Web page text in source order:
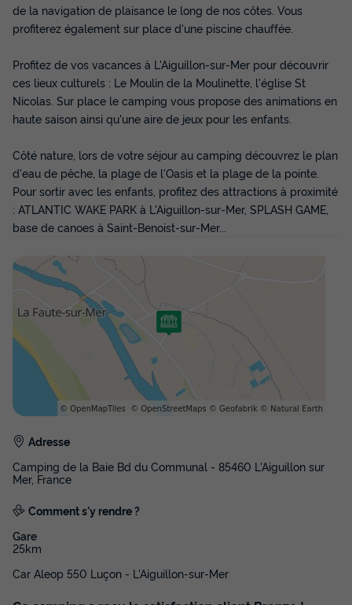
Surface
30m²
Adultes
4
Chambres
2
Salle de bain
1
Terrasse semi-couverte Climatisation
Animaux autorisés *
Congélateur
Réfrigérateur
+ 3
Personnes
du 22/09/2026au29/09/2026
Meilleur prix pour 7 nuits
Modifier les dates
Voir les disponibilités
MOBILHOME 6 personnes - Confort+ 3
Chambres 6 Personnes
Surface
Adultes
de la navigation de plaisance le long de nos côtes. Vous
profiterez également sur place d'une piscine chauffée.
Profitez de vos vacances à L'Aiguillon-sur-Mer pour découvrir
ces lieux culturels : Le Moulin de la Moulinette, l'église St
Nicolas. Sur place le camping vous propose des animations en
haute saison ainsi qu'une aire de jeux pour les enfants.
Côté nature, lors de votre séjour au camping découvrez le plan
d'eau de pêche, la plage de l'Oasis et la plage de la pointe.
Pour sortir avec les enfants, profitez des attractions à proximité
: ATLANTIC WAKE PARK à L'Aiguillon-sur-Mer, SPLASH GAME,
base de canoes à Saint-Benoist-sur-Mer...
Adresse
Camping de la Baie Bd du Communal - 85460 L'Aiguillon sur
Mer, France
Comment s'y rendre ?
Gare
25km
Car Aleop 550 Luçon - L'Aiguillon-sur-Mer